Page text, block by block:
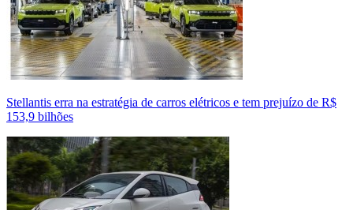
Stellantis erra na estratégia de carros elétricos e tem prejuízo de R$
153,9 bilhões